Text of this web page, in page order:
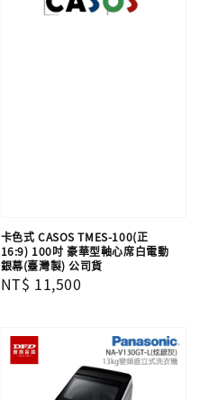
卡色式 CASOS TMES-100(正
16:9) 100吋 豪華型軸心席白電動
銀幕(臺灣製) 公司貨
Regular
NT$ 11,500